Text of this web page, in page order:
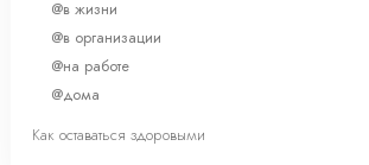
@в жизни
@в организации
@на работе
@дома
Как оставаться здоровыми